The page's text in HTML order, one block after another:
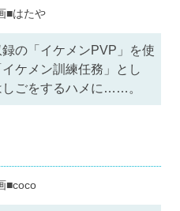
■はたや
録の「イケメンPVP」を使
ケメン訓練任務」とし
しごをするハメに……。
■coco